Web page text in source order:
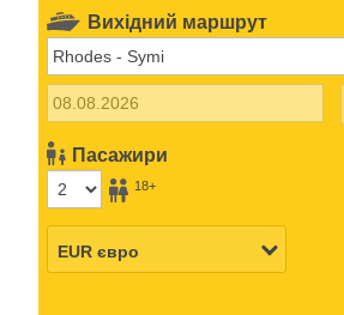
Вихідний маршрут
Пасажири
18+